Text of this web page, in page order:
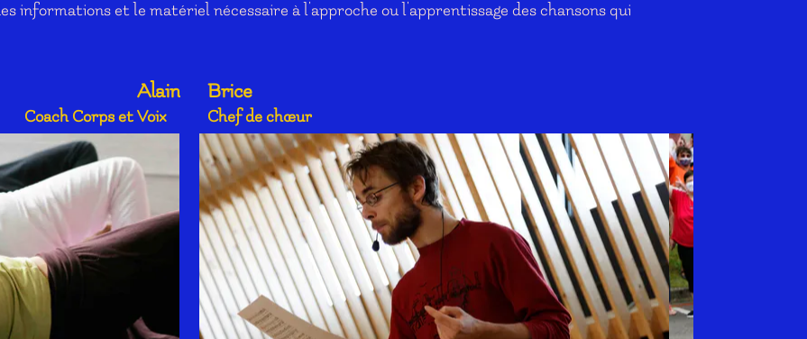
informations et le matériel nécessaire à l'approche ou l'apprentissage des chansons qui
Alain
Coach Corps et Voix
Brice
Chef de chœur